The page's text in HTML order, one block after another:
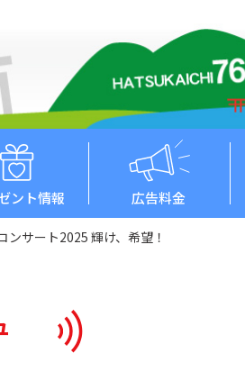
ント情報 広告料金
ンサート2025 輝け、希望！